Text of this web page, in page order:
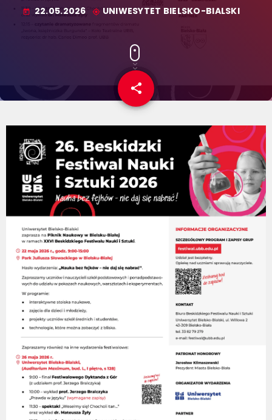
today 22.05.2026 my_location UNIWESYTET BIELSKO-BIALSKI
share
email